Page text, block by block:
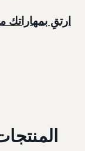
ارتقِ بمهاراتك